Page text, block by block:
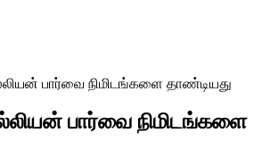
பார்வை நிமிடங்களை தாண்டியது
பார்வை நிமிடங்களை